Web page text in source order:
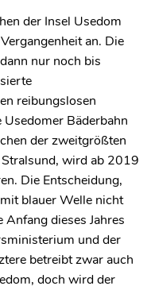
der Insel Usedom
an. Die
nur noch bis
reibungslosen
Bäderbahn
der zweitgrößten
wird ab 2019
Die Entscheidung,
blauer Welle nicht
dieses Jahres
und der
betreibt zwar auch
doch wird der